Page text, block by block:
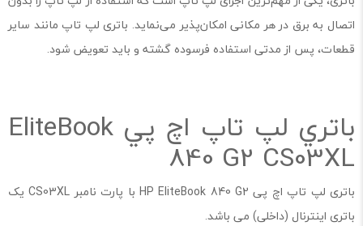
اتصال به برق در هر مکانی امکان‌پذیر می‌نماید. باتری لپ تاپ مانند سایر
قطعات، پس از مدتی استفاده فرسوده گشته و باید تعویض شود.
باتري لپ تاپ اچ پي EliteBook
840 G2 CS03XL
باتری لپ تاپ اچ پی HP EliteBook 840 G2 با پارت نامبر CS03XL یک
باتری اینترنال‌ (داخلی) می باشد.